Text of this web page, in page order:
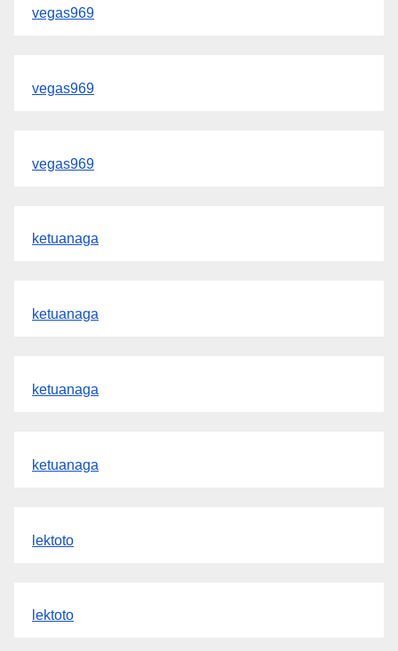
vegas969
vegas969
vegas969
ketuanaga
ketuanaga
ketuanaga
ketuanaga
lektoto
lektoto